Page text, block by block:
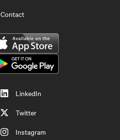
Contact
LinkedIn
Twitter
Instagram